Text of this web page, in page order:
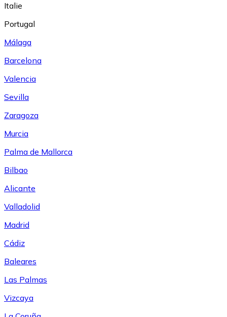
Italie
Portugal
Málaga
Barcelona
Valencia
Sevilla
Zaragoza
Murcia
Palma de Mallorca
Bilbao
Alicante
Valladolid
Madrid
Cádiz
Baleares
Las Palmas
Vizcaya